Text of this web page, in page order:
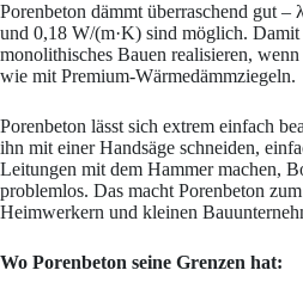
Porenbeton dämmt überraschend gut –
und 0,18 W/(m·K) sind möglich. Damit
monolithisches Bauen realisieren,
wie mit Premium-Wärmedämmziegeln.
Porenbeton lässt sich extrem einfach
ihn mit einer Handsäge schneiden,
Leitungen mit dem Hammer machen,
problemlos. Das macht Porenbeton
Heimwerkern und kleinen
Wo Porenbeton seine Grenzen hat: